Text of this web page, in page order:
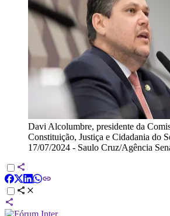
Davi Alcolumbre, presidente da
Constituição, Justiça e Cidadania do
17/07/2024 - Saulo Cruz/Agência